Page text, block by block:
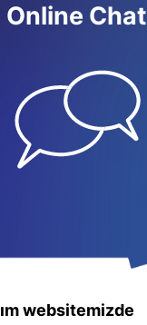
Online Chat
websitemizde